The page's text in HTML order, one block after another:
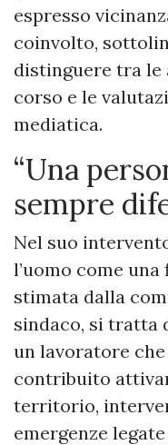
espresso
coinvolto,
distinguere tra
corso e le
mediatica.
“Una
sempre
Nel suo
l’uomo come
stimata dalla
sindaco, si tratta
un lavoratore
contribuito
territorio,
emergenze